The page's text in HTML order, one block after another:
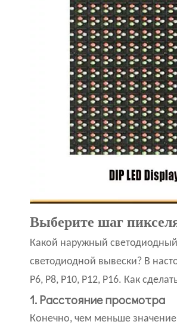
Выберите шаг
Какой наружный
светодиодной вывески? В
P6, P8, P10, P12, P16. Как
1. Расстояние просмотра
Конечно, чем меньше